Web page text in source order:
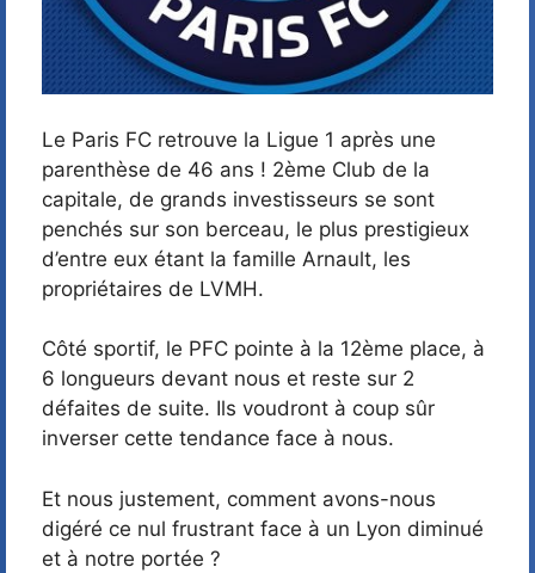
Le Paris FC retrouve la Ligue 1 après une
parenthèse de 46 ans ! 2ème Club de la
capitale, de grands investisseurs se sont
penchés sur son berceau, le plus prestigieux
d’entre eux étant la famille Arnault, les
propriétaires de LVMH.
Côté sportif, le PFC pointe à la 12ème place, à
6 longueurs devant nous et reste sur 2
défaites de suite. Ils voudront à coup sûr
inverser cette tendance face à nous.
Et nous justement, comment avons-nous
digéré ce nul frustrant face à un Lyon diminué
et à notre portée ?